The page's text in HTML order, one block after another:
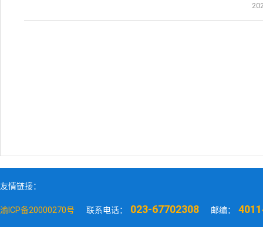
友情链接：
渝ICP备20000270号 联系电话： 023-67702308 邮编：